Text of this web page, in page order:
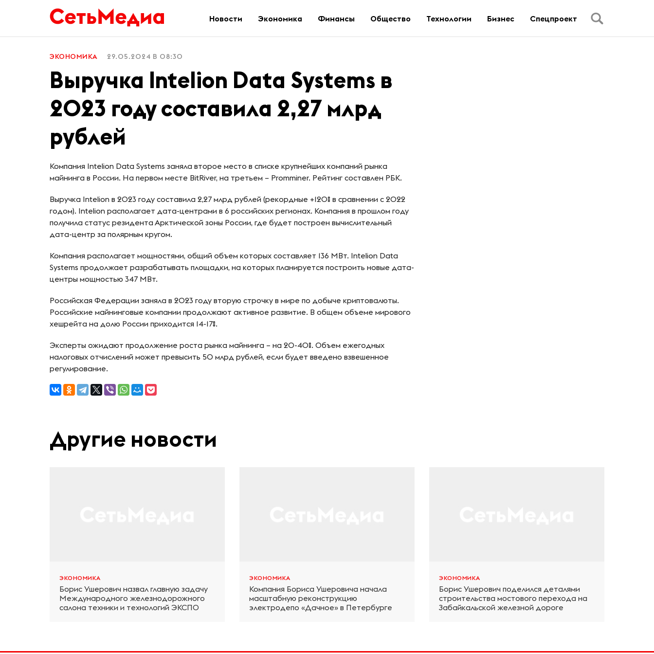
Новости Экономика Финансы Общество Технологии Бизнес Спецпроект
ЭКОНОМИКА 29.05.2024 В 08:30
Выручка Intelion Data Systems в
2023 году составила 2,27 млрд
рублей
Компания Intelion Data Systems заняла второе место в списке крупнейших компаний рынка
майнинга в России. На первом месте BitRiver, на третьем – Promminer. Рейтинг составлен РБК.
Выручка Intelion в 2023 году составила 2,27 млрд рублей (рекордные +120% в сравнении с 2022
годом). Intelion располагает дата-центрами в 6 российских регионах. Компания в прошлом году
получила статус резидента Арктической зоны России, где будет построен вычислительный
дата-центр за полярным кругом.
Компания располагает мощностями, общий объем которых составляет 136 МВт. Intelion Data
Systems продолжает разрабатывать площадки, на которых планируется построить новые дата-
центры мощностью 347 МВт.
Российская Федерации заняла в 2023 году вторую строчку в мире по добыче криптовалюты.
Российские майнинговые компании продолжают активное развитие. В общем объеме мирового
хешрейта на долю России приходится 14-17%.
Эксперты ожидают продолжение роста рынка майнинга – на 20-40%. Объем ежегодных
налоговых отчислений может превысить 50 млрд рублей, если будет введено взвешенное
регулирование.
Другие новости
ЭКОНОМИКА
Борис Ушерович назвал главную задачу
Международного железнодорожного
салона техники и технологий ЭКСПО
ЭКОНОМИКА
Компания Бориса Ушеровича начала
масштабную реконструкцию
электродепо «Дачное» в Петербурге
ЭКОНОМИКА
Борис Ушерович поделился деталями
строительства мостового перехода на
Забайкальской железной дороге